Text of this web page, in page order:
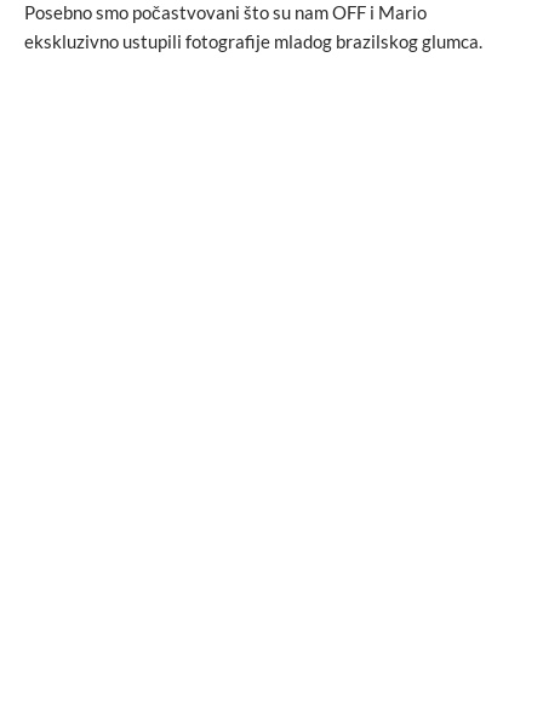
Posebno smo počastvovani što su nam OFF i Mario
ekskluzivno ustupili fotografije mladog brazilskog glumca.